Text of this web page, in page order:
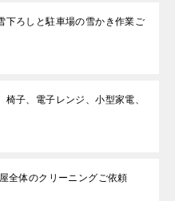
下ろしと駐車場の雪かき作業ご
椅子、電子レンジ、小型家電、
屋全体のクリーニングご依頼